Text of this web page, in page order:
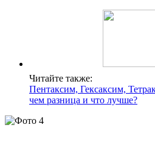
Читайте также:
Пентаксим, Гексаксим,
чем разница и что лучше?